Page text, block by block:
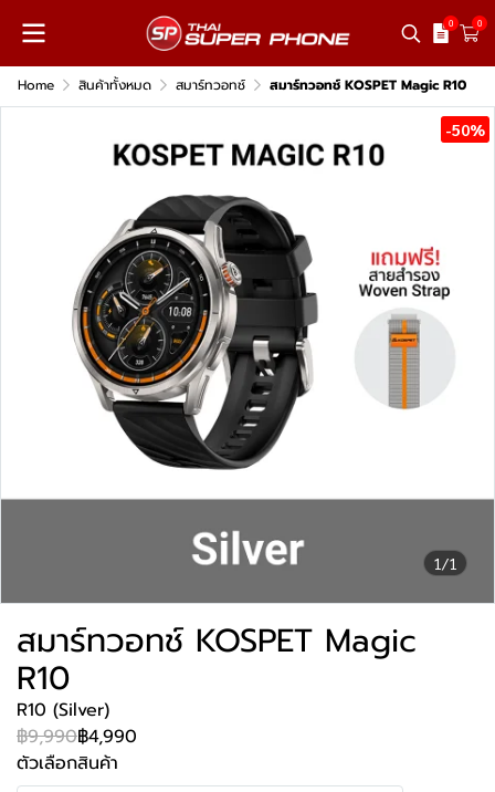
0 0
Home สินค้าทั้งหมด สมาร์ทวอทช์ สมาร์ทวอทช์ KOSPET Magic R10
1/1
-50%
สมาร์ทวอทช์ KOSPET Magic
R10
R10 (Silver)
฿9,990฿4,990
ตัวเลือกสินค้า